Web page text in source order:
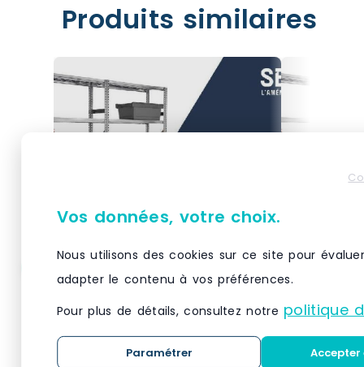
Produits similaires
Rayonnage galvastar l.1050
1777503
métallique galvanisé avec - 8
1777406
Galvabacs
Vos données, votre choix.
Nous utilisons des cookies sur ce site pour
adapter le contenu à vos préférences.
Pour plus de détails, consultez notre politique
Paramétrer